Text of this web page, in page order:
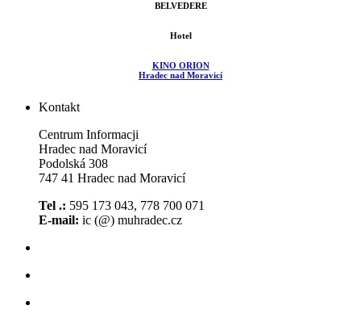
BELVEDERE
Hotel
KINO ORION
Hradec nad Moravicí
Kontakt
Centrum Informacji
Hradec nad Moravicí
Podolská 308
747 41 Hradec nad Moravicí
Tel .: 595 173 043, 778 700 071
E-mail: ic (@) muhradec.cz